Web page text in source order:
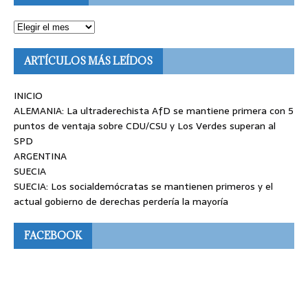
ARTÍCULOS MÁS LEÍDOS
INICIO
ALEMANIA: La ultraderechista AfD se mantiene primera con 5
puntos de ventaja sobre CDU/CSU y Los Verdes superan al
SPD
ARGENTINA
SUECIA
SUECIA: Los socialdemócratas se mantienen primeros y el
actual gobierno de derechas perdería la mayoría
FACEBOOK